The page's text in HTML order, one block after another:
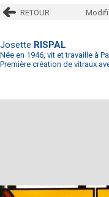
RETOUR
Josette RISPAL
Née en 1946, vit et travaille à
Première création de vitraux